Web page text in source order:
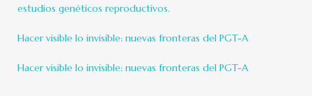
estudios genéticos reproductivos.
Hacer visible lo invisible: nuevas fronteras del PGT-A
Hacer visible lo invisible: nuevas fronteras del PGT-A